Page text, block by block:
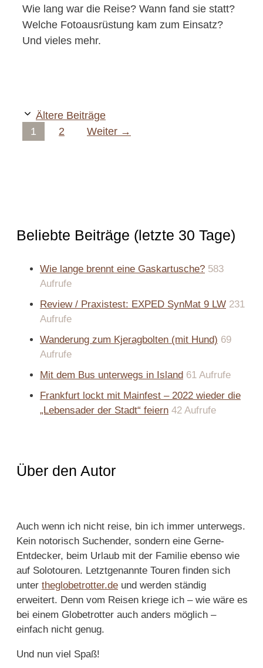
Wie lang war die Reise? Wann fand sie statt?
Welche Fotoausrüstung kam zum Einsatz?
Und vieles mehr.
Ältere Beiträge
Seite
1 Seite
2 Weiter →
Beliebte Beiträge (letzte 30 Tage)
Wie lange brennt eine Gaskartusche? 583
Aufrufe
Review / Praxistest: EXPED SynMat 9 LW 231
Aufrufe
Wanderung zum Kjeragbolten (mit Hund) 69
Aufrufe
Mit dem Bus unterwegs in Island 61 Aufrufe
Frankfurt lockt mit Mainfest – 2022 wieder die
„Lebensader der Stadt“ feiern 42 Aufrufe
Über den Autor
Auch wenn ich nicht reise, bin ich immer unterwegs.
Kein notorisch Suchender, sondern eine Gerne-
Entdecker, beim Urlaub mit der Familie ebenso wie
auf Solotouren. Letztgenannte Touren finden sich
unter theglobetrotter.de und werden ständig
erweitert. Denn vom Reisen kriege ich – wie wäre es
bei einem Globetrotter auch anders möglich –
einfach nicht genug.
Und nun viel Spaß!